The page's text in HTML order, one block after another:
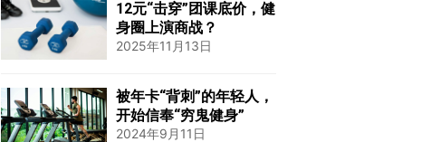
12元“击穿”团课底价，健
身圈上演商战？
2025年11月13日
被年卡“背刺”的年轻人，
开始信奉“穷鬼健身”
2024年9月11日